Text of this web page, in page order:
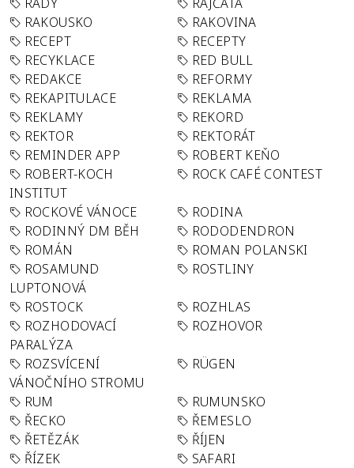
RAKOUSKO
RAKOVINA
RECEPT
RECEPTY
RECYKLACE
RED BULL
REDAKCE
REFORMY
REKAPITULACE
REKLAMA
REKLAMY
REKORD
REKTOR
REKTORÁT
REMINDER APP
ROBERT KEŇO
ROBERT-KOCH
INSTITUT
ROCK CAFÉ CONTEST
ROCKOVÉ VÁNOCE
RODINA
RODINNÝ DM BĚH
RODODENDRON
ROMÁN
ROMAN POLANSKI
ROSAMUND
LUPTONOVÁ
ROSTLINY
ROSTOCK
ROZHLAS
ROZHODOVACÍ
PARALÝZA
ROZHOVOR
ROZSVÍCENÍ
VÁNOČNÍHO STROMU
RÜGEN
RUM
RUMUNSKO
ŘECKO
ŘEMESLO
ŘETĚZÁK
ŘÍJEN
ŘÍZEK
SAFARI